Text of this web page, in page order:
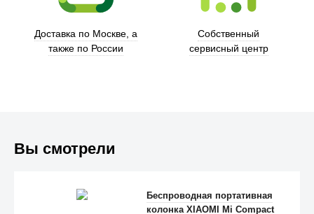
Доставка по Москве, а
также по России
Собственный
сервисный центр
Вы смотрели
Беспроводная портативная
колонка XIAOMI Mi Compact